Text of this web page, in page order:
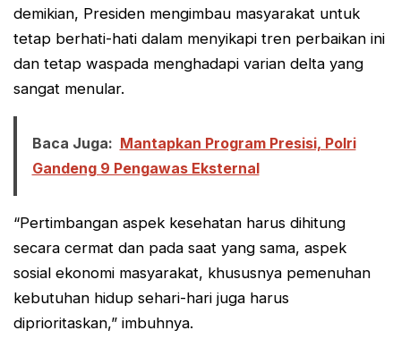
demikian, Presiden mengimbau masyarakat untuk
tetap berhati-hati dalam menyikapi tren perbaikan ini
dan tetap waspada menghadapi varian delta yang
sangat menular.
Baca Juga: Mantapkan Program Presisi, Polri
Gandeng 9 Pengawas Eksternal
“Pertimbangan aspek kesehatan harus dihitung
secara cermat dan pada saat yang sama, aspek
sosial ekonomi masyarakat, khususnya pemenuhan
kebutuhan hidup sehari-hari juga harus
diprioritaskan,” imbuhnya.